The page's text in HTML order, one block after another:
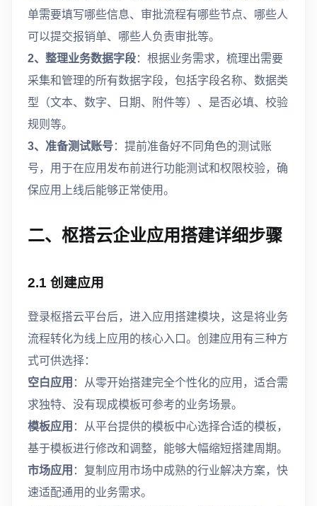
单需要填写哪些信息、审批流程有哪些节点、哪些人
可以提交报销单、哪些人负责审批等。
2、整理业务数据字段：根据业务需求，梳理出需要
采集和管理的所有数据字段，包括字段名称、数据类
型（文本、数字、日期、附件等）、是否必填、校验
规则等。
3、准备测试账号：提前准备好不同角色的测试账
号，用于在应用发布前进行功能测试和权限校验，确
保应用上线后能够正常使用。
二、枢搭云企业应用搭建详细步骤
2.1 创建应用
登录枢搭云平台后，进入应用搭建模块，这是将业务
流程转化为线上应用的核心入口。创建应用有三种方
式可供选择：
空白应用 ：从零开始搭建完全个性化的应用，适合需
求独特、没有现成模板可参考的业务场景。
模板应用 ：从平台提供的模板中心选择合适的模板，
基于模板进行修改和调整，能够大幅缩短搭建周期。
市场应用 ：复制应用市场中成熟的行业解决方案，快
速适配通用的业务需求。